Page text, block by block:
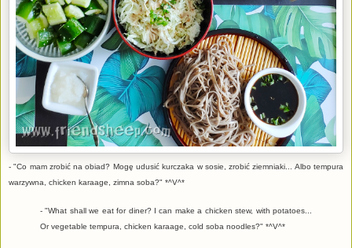
- "Co mam zrobić na obiad? Mogę udusić kurczaka w sosie, zrobić ziemniaki... Albo tempura
warzywna, chicken karaage, zimna soba?" *^V^*
- "What shall we eat for diner? I can make a chicken stew, with potatoes...
Or vegetable tempura, chicken karaage, cold soba noodles?" *^V^*